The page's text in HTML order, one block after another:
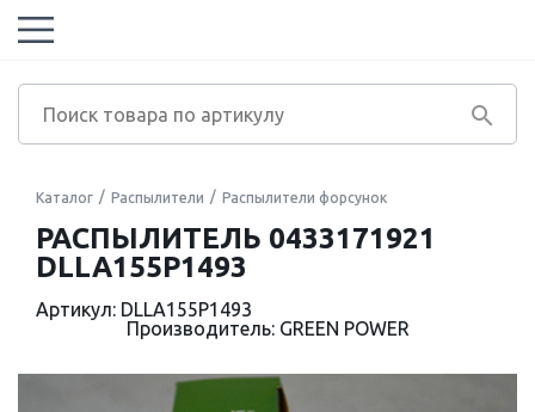
Каталог Распылители Распылители форсунок
РАСПЫЛИТЕЛЬ 0433171921
DLLA155P1493
Артикул: DLLA155P1493
Производитель: GREEN POWER